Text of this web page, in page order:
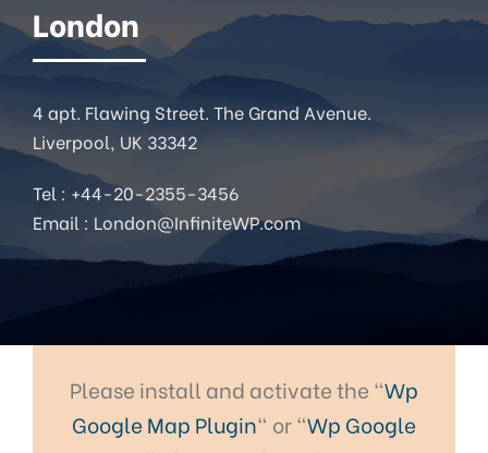
London
4 apt. Flawing Street. The Grand Avenue.
Liverpool, UK 33342
Tel : +44-20-2355-3456
Email : London@InfiniteWP.com
Please install and activate the "Wp
Google Map Plugin" or "Wp Google